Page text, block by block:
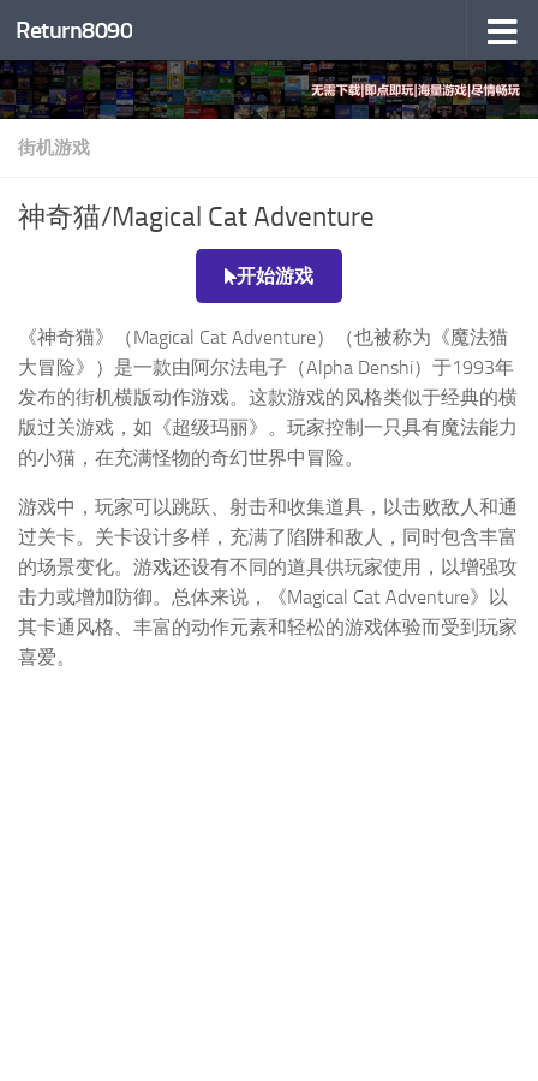
跳至内容
Return8090
街机游戏
神奇猫/Magical Cat Adventure
开始游戏
《神奇猫》（Magical Cat Adventure）（也被称为《魔法猫
大冒险》）是一款由阿尔法电子（Alpha Denshi）于1993年
发布的街机横版动作游戏。这款游戏的风格类似于经典的横
版过关游戏，如《超级玛丽》。玩家控制一只具有魔法能力
的小猫，在充满怪物的奇幻世界中冒险。
游戏中，玩家可以跳跃、射击和收集道具，以击败敌人和通
过关卡。关卡设计多样，充满了陷阱和敌人，同时包含丰富
的场景变化。游戏还设有不同的道具供玩家使用，以增强攻
击力或增加防御。总体来说，《Magical Cat Adventure》以
其卡通风格、丰富的动作元素和轻松的游戏体验而受到玩家
喜爱。